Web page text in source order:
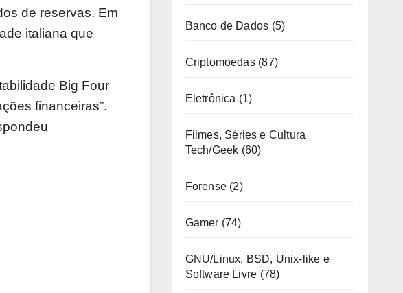
de reservas. Em
italiana que
Big Four
financeiras”.
Banco de Dados (5)
Criptomoedas(87)
Eletrônica (1)
Filmes, Séries e Cultura
Tech/Geek (60)
Forense(2)
Gamer (74)
GNU/Linux, BSD, Unix-like e
Software Livre (78)